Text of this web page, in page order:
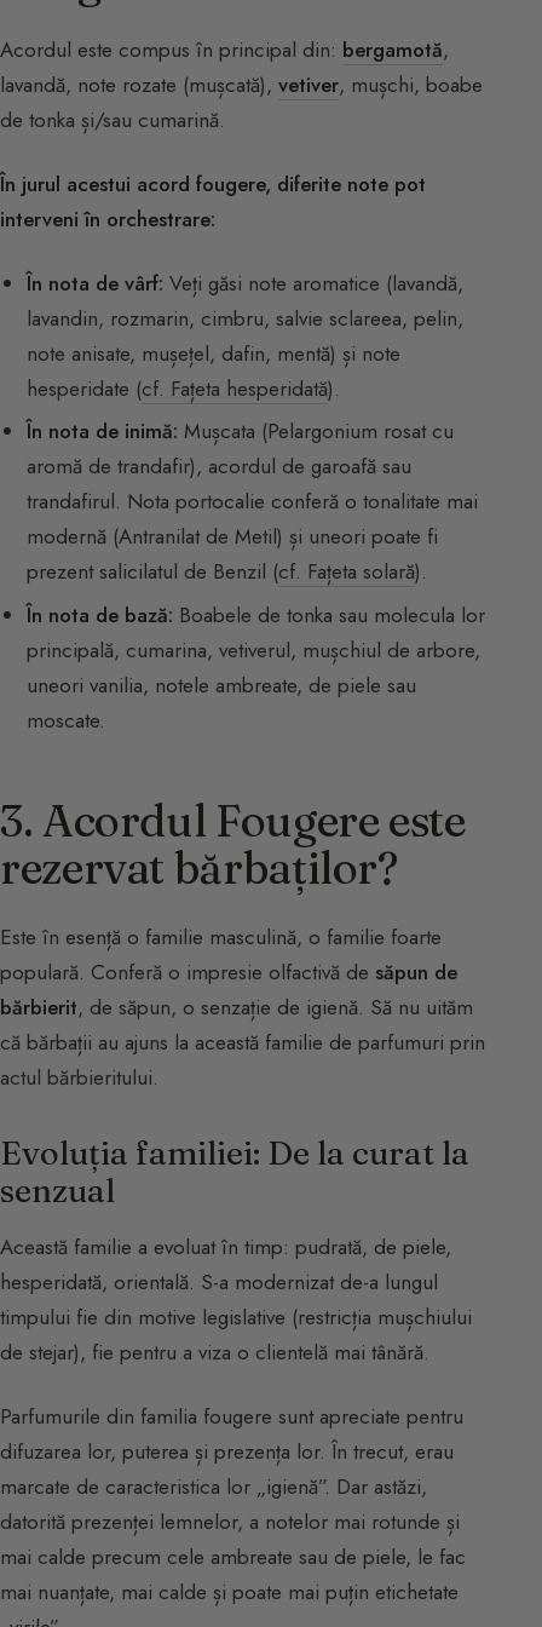
Acordul este compus în principal din: bergamotă,
lavandă, note rozate (mușcată), vetiver, mușchi, boabe
de tonka și/sau cumarină.
În jurul acestui acord fougere, diferite note pot
interveni în orchestrare:
În nota de vârf: Veți găsi note aromatice (lavandă,
lavandin, rozmarin, cimbru, salvie sclareea, pelin,
note anisate, mușețel, dafin, mentă) și note
hesperidate (cf. Fațeta hesperidată).
În nota de inimă: Mușcata (Pelargonium rosat cu
aromă de trandafir), acordul de garoafă sau
trandafirul. Nota portocalie conferă o tonalitate mai
modernă (Antranilat de Metil) și uneori poate fi
prezent salicilatul de Benzil (cf. Fațeta solară).
În nota de bază: Boabele de tonka sau molecula lor
principală, cumarina, vetiverul, mușchiul de arbore,
uneori vanilia, notele ambreate, de piele sau
moscate.
3. Acordul Fougere este
rezervat bărbaților?
Este în esență o familie masculină, o familie foarte
populară. Conferă o impresie olfactivă de săpun de
bărbierit, de săpun, o senzație de igienă. Să nu uităm
că bărbații au ajuns la această familie de parfumuri prin
actul bărbieritului.
Evoluția familiei: De la curat la
senzual
Această familie a evoluat în timp: pudrată, de piele,
hesperidată, orientală. S-a modernizat de-a lungul
timpului fie din motive legislative (restricția mușchiului
de stejar), fie pentru a viza o clientelă mai tânără.
Parfumurile din familia fougere sunt apreciate pentru
difuzarea lor, puterea și prezența lor. În trecut, erau
marcate de caracteristica lor „igienă”. Dar astăzi,
datorită prezenței lemnelor, a notelor mai rotunde și
mai calde precum cele ambreate sau de piele, le fac
mai nuanțate, mai calde și poate mai puțin etichetate